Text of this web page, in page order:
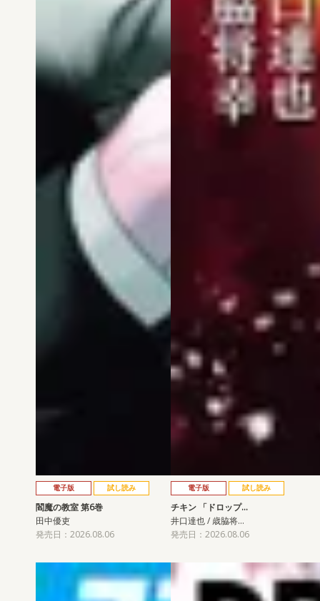
電子版 試し読み
閻魔の教室 第6巻
田中優吏
発売日：2026.08.06
電子版 試し読み
チキン 「ドロップ…
井口達也 / 歳脇将…
発売日：2026.08.06